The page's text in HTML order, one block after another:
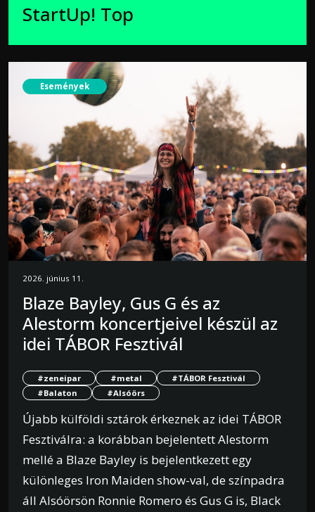
StartUp! Top
Események
2026. június 11.
Blaze Bayley, Gus G és az
Alestorm koncertjeivel készül az
idei TÁBOR Fesztivál
#zeneipar #metal
#TÁBOR Fesztivál
#Balaton
#Alsóörs
Újabb külföldi sztárok érkeznek az idei TÁBOR
Fesztiválra: a korábban bejelentett Alestorm
mellé a Blaze Bayley is bejelentkezett egy
különleges Iron Maiden show-val, de színpadra
áll Alsóörsön Ronnie Romero és Gus G is, Black